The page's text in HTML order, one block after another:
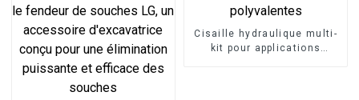
Cisaille hydraulique multi-
kit pour applications